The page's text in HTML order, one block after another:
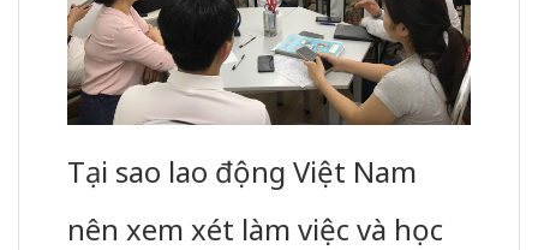
Tại sao lao động Việt Nam
nên xem xét làm việc và học